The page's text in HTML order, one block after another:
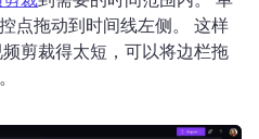
点拖动到时间线左侧。 这样
剪裁得太短，可以将边栏拖